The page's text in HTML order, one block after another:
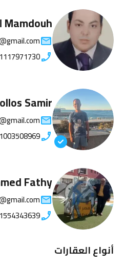
Mamdouh
Samir
Fathy
أنواع العقارات